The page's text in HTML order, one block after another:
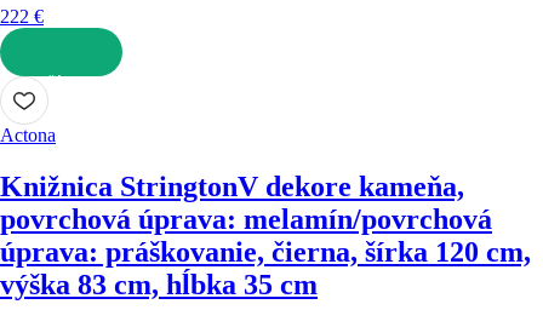
222 €
DO KOŠÍKA
Actona
Knižnica StringtonV dekore kameňa,
povrchová úprava: melamín/povrchová
úprava: práškovanie, čierna, šírka 120 cm,
výška 83 cm, hĺbka 35 cm